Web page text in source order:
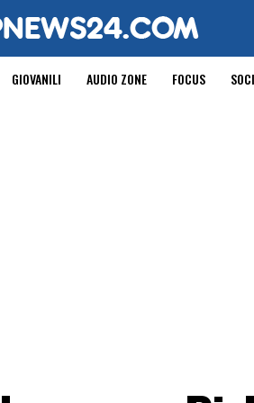
GIOVANILI AUDIO ZONE FOCUS